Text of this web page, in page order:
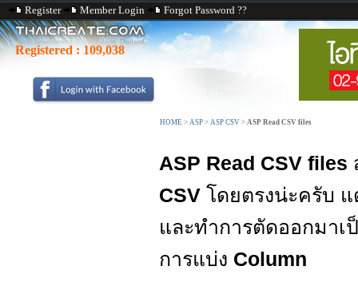
Register Member Login Forgot Password ??
Registered : 109,038
HOME > ASP > ASP CSV > ASP Read CSV files
ASP Read CSV files
CSV โดยตรงน่ะครับ
และทำการตัดออกมาเ
การแบ่ง Column